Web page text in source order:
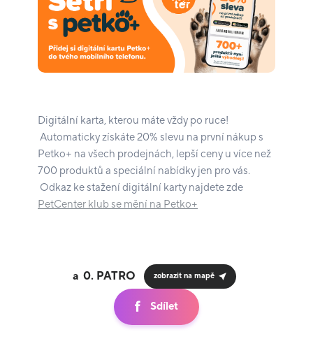
Digitální karta, kterou máte vždy po ruce!
Automaticky získáte 20% slevu na první nákup s
Petko+ na všech prodejnách, lepší ceny u více než
700 produktů a speciální nabídky jen pro vás.
Odkaz ke stažení digitální karty najdete zde
PetCenter klub se mění na Petko+
0. zobrazit na mapě
Sdílet